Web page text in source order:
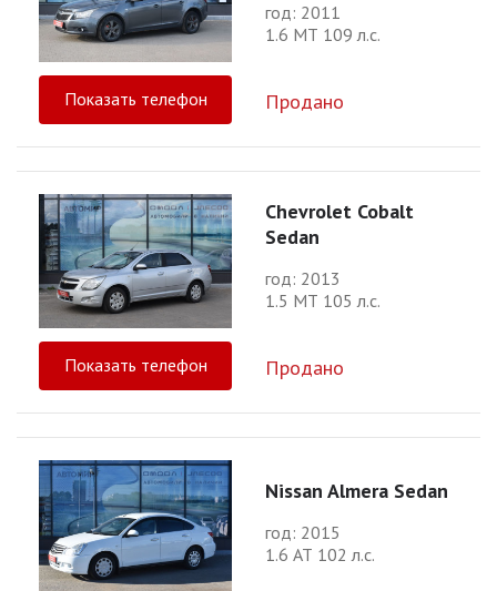
год: 2011
1.6 МТ 109 л.с.
Показать телефон Продано
Chevrolet Cobalt
Sedan
год: 2013
1.5 МТ 105 л.с.
Показать телефон Продано
Nissan Almera Sedan
год: 2015
1.6 АТ 102 л.с.